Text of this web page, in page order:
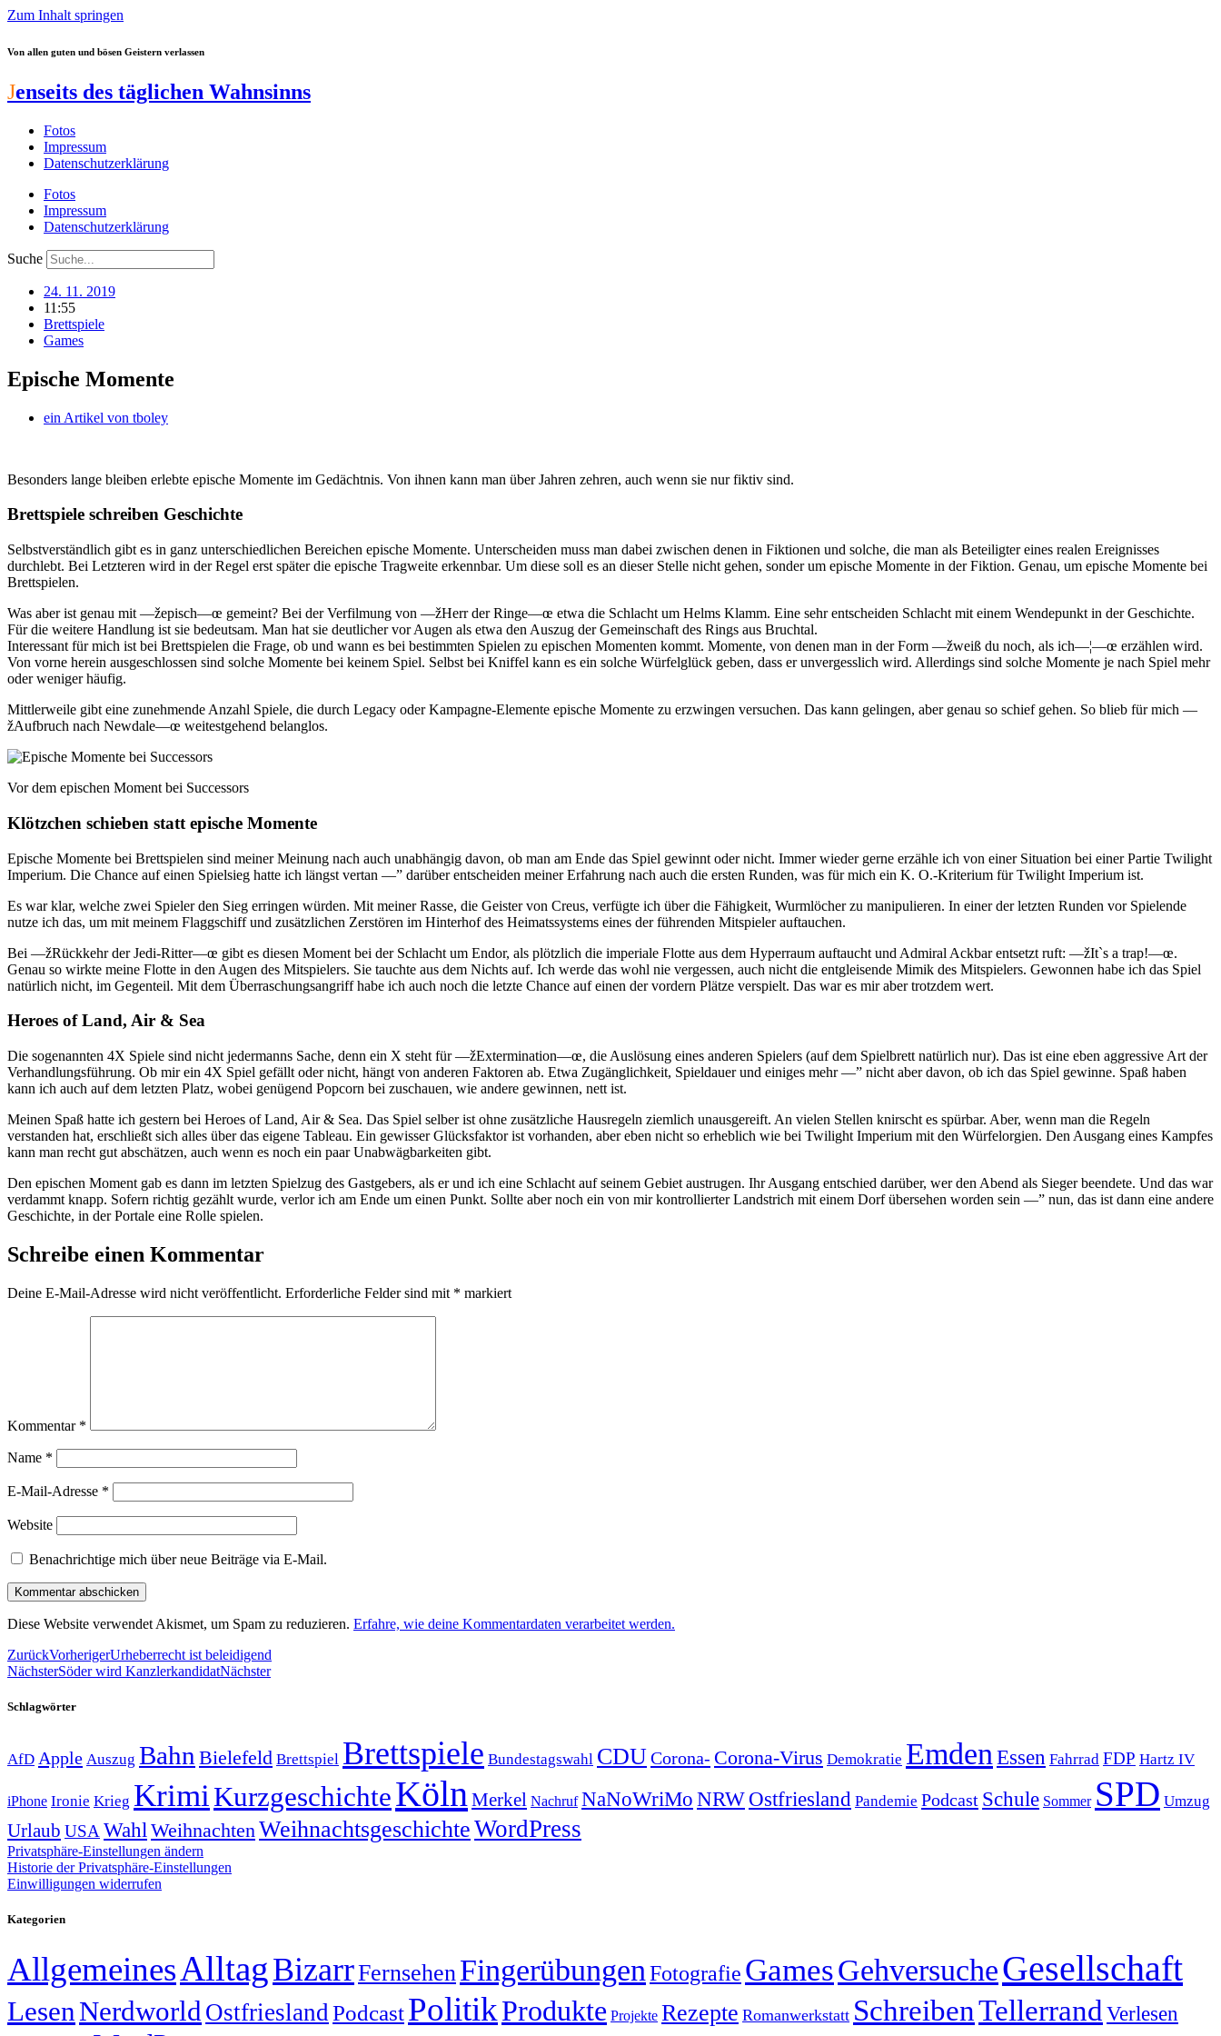
Zum Inhalt springen
Von allen guten und bösen Geistern verlassen
Jenseits des täglichen Wahnsinns
Fotos
Impressum
Datenschutzerklärung
Fotos
Impressum
Datenschutzerklärung
Suche
24. 11. 2019
11:55
Brettspiele
Games
Epische Momente
ein Artikel von tboley
Besonders lange bleiben erlebte epische Momente im Gedächtnis. Von ihnen kann man über Jahren zehren, auch wenn sie nur fiktiv sind.
Brettspiele schreiben Geschichte
Selbstverständlich gibt es in ganz unterschiedlichen Bereichen epische Momente. Unterscheiden muss man dabei zwischen denen in Fiktionen und solche, die man als Beteiligter eines realen Ereignisses
durchlebt. Bei Letzteren wird in der Regel erst später die epische Tragweite erkennbar. Um diese soll es an dieser Stelle nicht gehen, sonder um epische Momente in der Fiktion. Genau, um epische Momente bei
Brettspielen.
Was aber ist genau mit —žepisch—œ gemeint? Bei der Verfilmung von —žHerr der Ringe—œ etwa die Schlacht um Helms Klamm. Eine sehr entscheiden Schlacht mit einem Wendepunkt in der Geschichte.
Für die weitere Handlung ist sie bedeutsam. Man hat sie deutlicher vor Augen als etwa den Auszug der Gemeinschaft des Rings aus Bruchtal.
Interessant für mich ist bei Brettspielen die Frage, ob und wann es bei bestimmten Spielen zu epischen Momenten kommt. Momente, von denen man in der Form —žweiß du noch, als ich—¦—œ erzählen wird.
Von vorne herein ausgeschlossen sind solche Momente bei keinem Spiel. Selbst bei Kniffel kann es ein solche Würfelglück geben, dass er unvergesslich wird. Allerdings sind solche Momente je nach Spiel mehr
oder weniger häufig.
Mittlerweile gibt eine zunehmende Anzahl Spiele, die durch Legacy oder Kampagne-Elemente epische Momente zu erzwingen versuchen. Das kann gelingen, aber genau so schief gehen. So blieb für mich —
žAufbruch nach Newdale—œ weitestgehend belanglos.
Vor dem epischen Moment bei Successors
Klötzchen schieben statt epische Momente
Epische Momente bei Brettspielen sind meiner Meinung nach auch unabhängig davon, ob man am Ende das Spiel gewinnt oder nicht. Immer wieder gerne erzähle ich von einer Situation bei einer Partie Twilight
Imperium. Die Chance auf einen Spielsieg hatte ich längst vertan —” darüber entscheiden meiner Erfahrung nach auch die ersten Runden, was für mich ein K. O.-Kriterium für Twilight Imperium ist.
Es war klar, welche zwei Spieler den Sieg erringen würden. Mit meiner Rasse, die Geister von Creus, verfügte ich über die Fähigkeit, Wurmlöcher zu manipulieren. In einer der letzten Runden vor Spielende
nutze ich das, um mit meinem Flaggschiff und zusätzlichen Zerstören im Hinterhof des Heimatssystems eines der führenden Mitspieler auftauchen.
Bei —žRückkehr der Jedi-Ritter—œ gibt es diesen Moment bei der Schlacht um Endor, als plötzlich die imperiale Flotte aus dem Hyperraum auftaucht und Admiral Ackbar entsetzt ruft: —žIt`s a trap!—œ.
Genau so wirkte meine Flotte in den Augen des Mitspielers. Sie tauchte aus dem Nichts auf. Ich werde das wohl nie vergessen, auch nicht die entgleisende Mimik des Mitspielers. Gewonnen habe ich das Spiel
natürlich nicht, im Gegenteil. Mit dem Überraschungsangriff habe ich auch noch die letzte Chance auf einen der vordern Plätze verspielt. Das war es mir aber trotzdem wert.
Heroes of Land, Air & Sea
Die sogenannten 4X Spiele sind nicht jedermanns Sache, denn ein X steht für —žExtermination—œ, die Auslösung eines anderen Spielers (auf dem Spielbrett natürlich nur). Das ist eine eben aggressive Art der
Verhandlungsführung. Ob mir ein 4X Spiel gefällt oder nicht, hängt von anderen Faktoren ab. Etwa Zugänglichkeit, Spieldauer und einiges mehr —” nicht aber davon, ob ich das Spiel gewinne. Spaß haben
kann ich auch auf dem letzten Platz, wobei genügend Popcorn bei zuschauen, wie andere gewinnen, nett ist.
Meinen Spaß hatte ich gestern bei Heroes of Land, Air & Sea. Das Spiel selber ist ohne zusätzliche Hausregeln ziemlich unausgereift. An vielen Stellen knirscht es spürbar. Aber, wenn man die Regeln
verstanden hat, erschließt sich alles über das eigene Tableau. Ein gewisser Glücksfaktor ist vorhanden, aber eben nicht so erheblich wie bei Twilight Imperium mit den Würfelorgien. Den Ausgang eines Kampfes
kann man recht gut abschätzen, auch wenn es noch ein paar Unabwägbarkeiten gibt.
Den epischen Moment gab es dann im letzten Spielzug des Gastgebers, als er und ich eine Schlacht auf seinem Gebiet austrugen. Ihr Ausgang entschied darüber, wer den Abend als Sieger beendete. Und das war
verdammt knapp. Sofern richtig gezählt wurde, verlor ich am Ende um einen Punkt. Sollte aber noch ein von mir kontrollierter Landstrich mit einem Dorf übersehen worden sein —” nun, das ist dann eine andere
Geschichte, in der Portale eine Rolle spielen.
Schreibe einen Kommentar
Deine E-Mail-Adresse wird nicht veröffentlicht. Erforderliche Felder sind mit * markiert
Kommentar *
Name *
E-Mail-Adresse *
Website
Benachrichtige mich über neue Beiträge via E-Mail.
Diese Website verwendet Akismet, um Spam zu reduzieren. Erfahre, wie deine Kommentardaten verarbeitet werden.
ZurückVorherigerUrheberrecht ist beleidigend
NächsterSöder wird KanzlerkandidatNächster
Schlagwörter
AfD Apple Auszug Bahn Bielefeld Brettspiel Brettspiele Bundestagswahl CDUCorona- Corona-Virus Demokratie Emden Essen Fahrrad FDP Hartz IV
iPhone Ironie Krieg KrimiKurzgeschichteKölnMerkel Nachruf NaNoWriMo NRWOstfriesland Pandemie Podcast Schule Sommer SPD Umzug
Urlaub USA Wahl WeihnachtenWeihnachtsgeschichteWordPress
Privatsphäre-Einstellungen ändern
Historie der Privatsphäre-Einstellungen
Einwilligungen widerrufen
Kategorien
AllgemeinesAlltagBizarrFernsehenFingerübungenFotografie GamesGehversucheGesellschaft
LesenNerdworld OstfrieslandPodcastPolitikProdukte Projekte Rezepte Romanwerkstatt SchreibenTellerrandVerlesen